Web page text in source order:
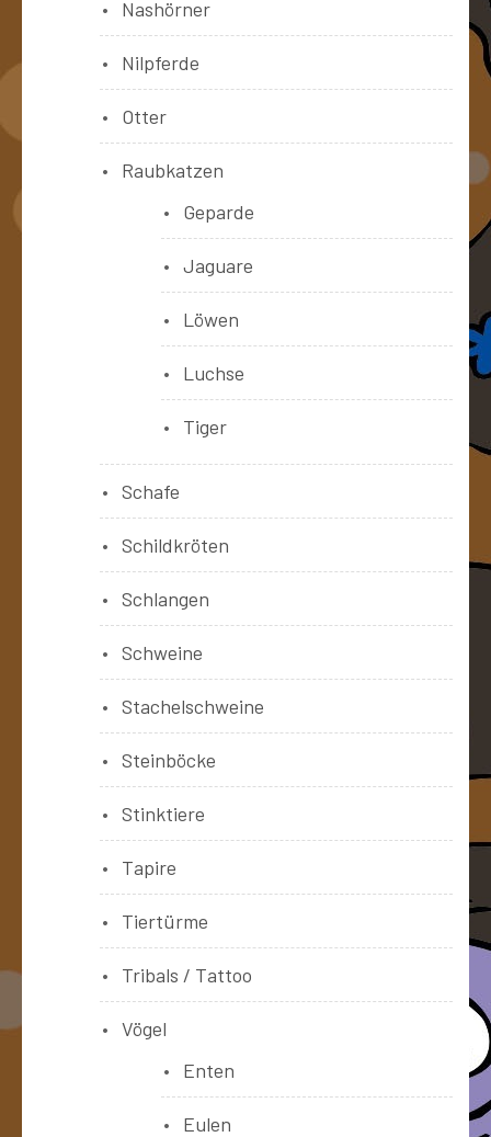
Nashörner
Nilpferde
Otter
Raubkatzen
Geparde
Jaguare
Löwen
Luchse
Tiger
Schafe
Schildkröten
Schlangen
Schweine
Stachelschweine
Steinböcke
Stinktiere
Tapire
Tiertürme
Tribals / Tattoo
Vögel
Enten
Eulen